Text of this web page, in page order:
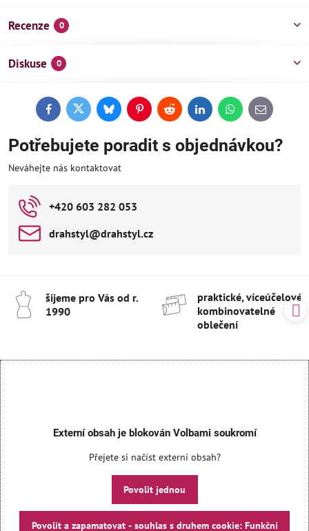
Recenze 0
Diskuse 0
FacebookTwitterBlueskyPinterestReddit LinkedInWhatsApp
E-
mail
Potřebujete poradit s objednávkou?
Neváhejte nás kontaktovat
+420 603 282 053
drahstyl​@drahstyl​.cz
šijeme pro Vás od r​.
1990
praktické, víceúčelové
kombinovatelné
oblečení
Externí obsah je blokován Volbami soukromí
Přejete si načíst externí obsah?
Povolit jednou
Povolit a zapamatovat - souhlas s druhem cookie: Funkční